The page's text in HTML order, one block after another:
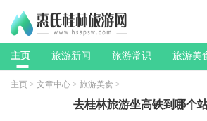
主页 旅游新闻 旅游常识 旅游美
主页 > 文章中心 > 旅游美食 >
去桂林旅游坐高铁到哪个